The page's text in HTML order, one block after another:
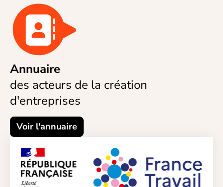
Annuaire
des acteurs de la création
d'entreprises
Voir l'annuaire